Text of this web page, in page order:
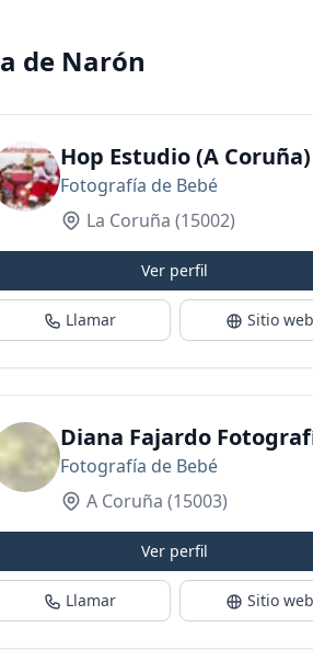
de Narón
Hop Estudio (A Coruña)
Fotografía de Bebé
La Coruña (15002)
Ver perfil
Llamar Sitio web
Diana Fajardo
Fotografía de Bebé
A Coruña (15003)
Ver perfil
Llamar Sitio web